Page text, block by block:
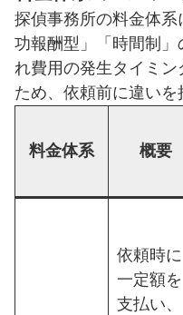
探偵事務所の料金体
功報酬型」「時間制
れ費用の発生タイミ
ため、依頼前に違いを
料金体系 概要
依頼時に
一定額を
支払い、